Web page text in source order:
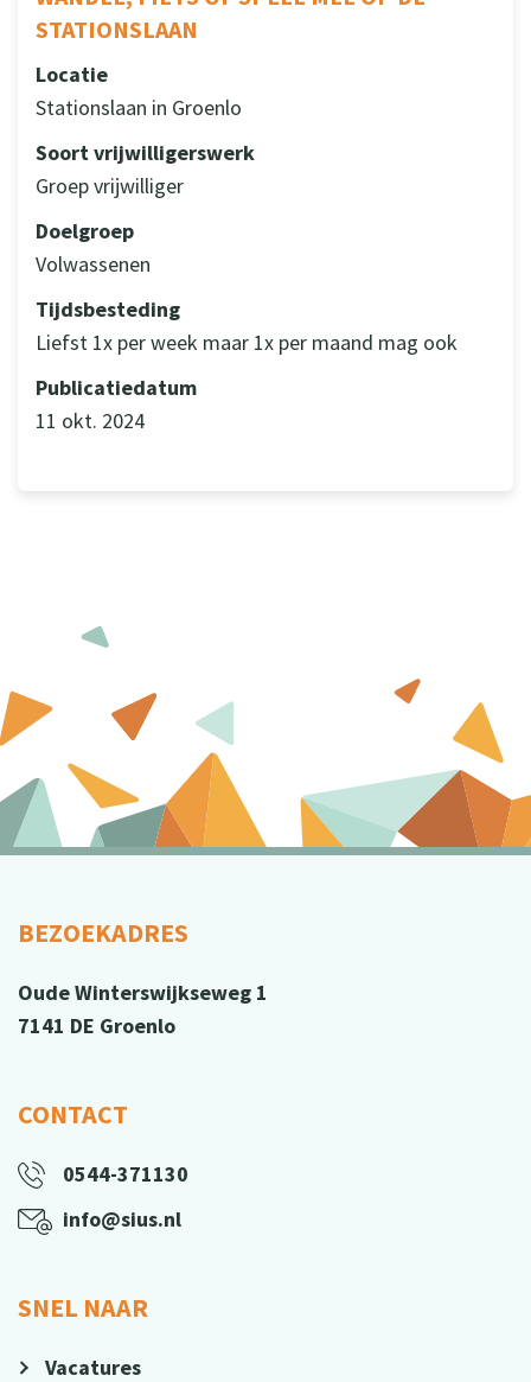
STATIONSLAAN
Locatie
Stationslaan in Groenlo
Soort vrijwilligerswerk
Groep vrijwilliger
Doelgroep
Volwassenen
Tijdsbesteding
Liefst 1x per week maar 1x per maand mag ook
Publicatiedatum
11 okt. 2024
BEZOEKADRES
Oude Winterswijkseweg 1
7141 DE Groenlo
CONTACT
0544-371130
info@sius.nl
SNEL NAAR
Vacatures